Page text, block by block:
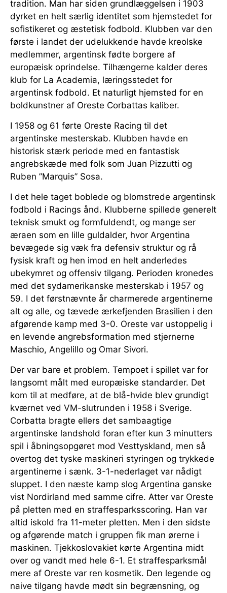
tradition. Man har siden grundlæggelsen i 1903
dyrket en helt særlig identitet som hjemstedet for
sofistikeret og æstetisk fodbold. Klubben var den
første i landet der udelukkende havde kreolske
medlemmer, argentinsk fødte borgere af
europæisk oprindelse. Tilhængerne kalder deres
klub for La Academia, læringsstedet for
argentinsk fodbold. Et naturligt hjemsted for en
boldkunstner af Oreste Corbattas kaliber.
I 1958 og 61 førte Oreste Racing til det
argentinske mesterskab. Klubben havde en
historisk stærk periode med en fantastisk
angrebskæde med folk som Juan Pizzutti og
Ruben ”Marquis” Sosa.
I det hele taget boblede og blomstrede argentinsk
fodbold i Racings ånd. Klubberne spillede generelt
teknisk smukt og formfuldendt, og mange ser
æraen som en lille guldalder, hvor Argentina
bevægede sig væk fra defensiv struktur og rå
fysisk kraft og hen imod en helt anderledes
ubekymret og offensiv tilgang. Perioden kronedes
med det sydamerikanske mesterskab i 1957 og
59. I det førstnævnte år charmerede argentinerne
alt og alle, og tævede ærkefjenden Brasilien i den
afgørende kamp med 3-0. Oreste var ustoppelig i
en levende angrebsformation med stjernerne
Maschio, Angelillo og Omar Sivori.
Der var bare et problem. Tempoet i spillet var for
langsomt målt med europæiske standarder. Det
kom til at medføre, at de blå-hvide blev grundigt
kværnet ved VM-slutrunden i 1958 i Sverige.
Corbatta bragte ellers det sambaagtige
argentinske landshold foran efter kun 3 minutters
spil i åbningsopgøret mod Vesttyskland, men så
overtog det tyske maskineri styringen og trykkede
argentinerne i sænk. 3-1-nederlaget var nådigt
sluppet. I den næste kamp slog Argentina ganske
vist Nordirland med samme cifre. Atter var Oreste
på pletten med en straffesparksscoring. Han var
altid iskold fra 11-meter pletten. Men i den sidste
og afgørende match i gruppen fik man ørerne i
maskinen. Tjekkoslovakiet kørte Argentina midt
over og vandt med hele 6-1. Et straffesparksmål
mere af Oreste var ren kosmetik. Den legende og
naive tilgang havde mødt sin begrænsning, og